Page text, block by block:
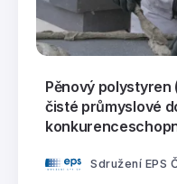
Pěnový polystyren
čisté průmyslové
Sdružení EPS